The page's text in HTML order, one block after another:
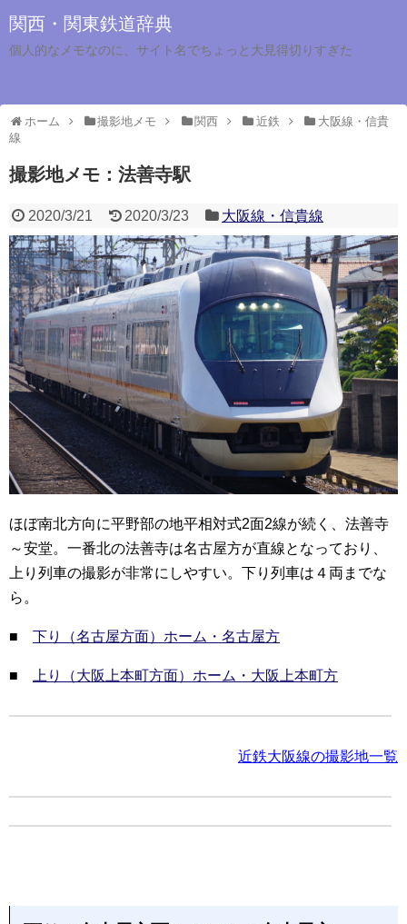
関西・関東鉄道辞典
個人的なメモなのに、サイト名でちょっと大見得切りすぎた
ホーム 撮影地メモ 関西 近鉄
大阪線・信貴
線
撮影地メモ：法善寺駅
2020/3/21 2020/3/23 大阪線・信貴線
ほぼ南北方向に平野部の地平相対式2面2線が続く、法善寺
～安堂。一番北の法善寺は名古屋方が直線となっており、
上り列車の撮影が非常にしやすい。下り列車は４両までな
ら。
■ 下り（名古屋方面）ホーム・名古屋方
■ 上り（大阪上本町方面）ホーム・大阪上本町方
近鉄大阪線の撮影地一覧